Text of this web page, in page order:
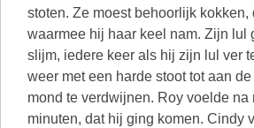
stoten. Ze moest behoorlijk kokken,
waarmee hij haar keel nam. Zijn lul
slijm, iedere keer als hij zijn lul ver
weer met een harde stoot tot aan
mond te verdwijnen. Roy voelde na
minuten, dat hij ging komen. Cindy